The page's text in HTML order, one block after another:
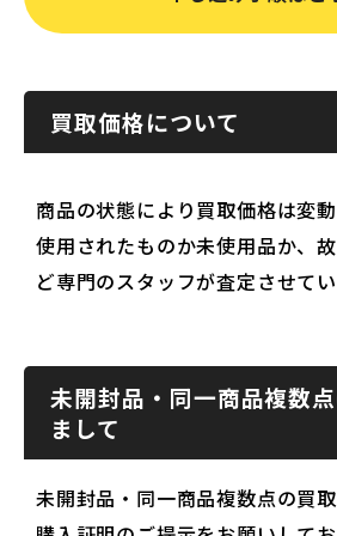
買取価格について
商品の状態により買取価格は変動
使用されたものか未使用品か、
ど専門のスタッフが査定させてい
未開封品・同一商品複数
まして
未開封品・同一商品複数点の買取